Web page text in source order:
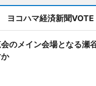
ヨコハマ経済新聞VOTE
のメイン会場となる瀬